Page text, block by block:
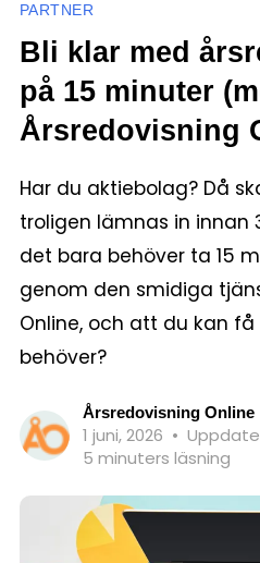
PARTNER
Bli klar med
på 15 minuter
Årsredovisning
Har du aktiebolag? Då
troligen lämnas in innan
det bara behöver ta 15
genom den smidiga
Online, och att du kan
behöver?
Årsredovisning Online
1 juni, 2026 •
5 minuters läsning